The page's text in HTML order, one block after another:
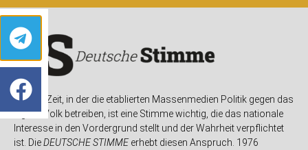
In einer Zeit, in der die etablierten Massenmedien Politik gegen das
eigene Volk betreiben, ist eine Stimme wichtig, die das nationale
Interesse in den Vordergrund stellt und der Wahrheit verpflichtet
ist. DieDEUTSCHE STIMMEerhebt diesen Anspruch. 1976